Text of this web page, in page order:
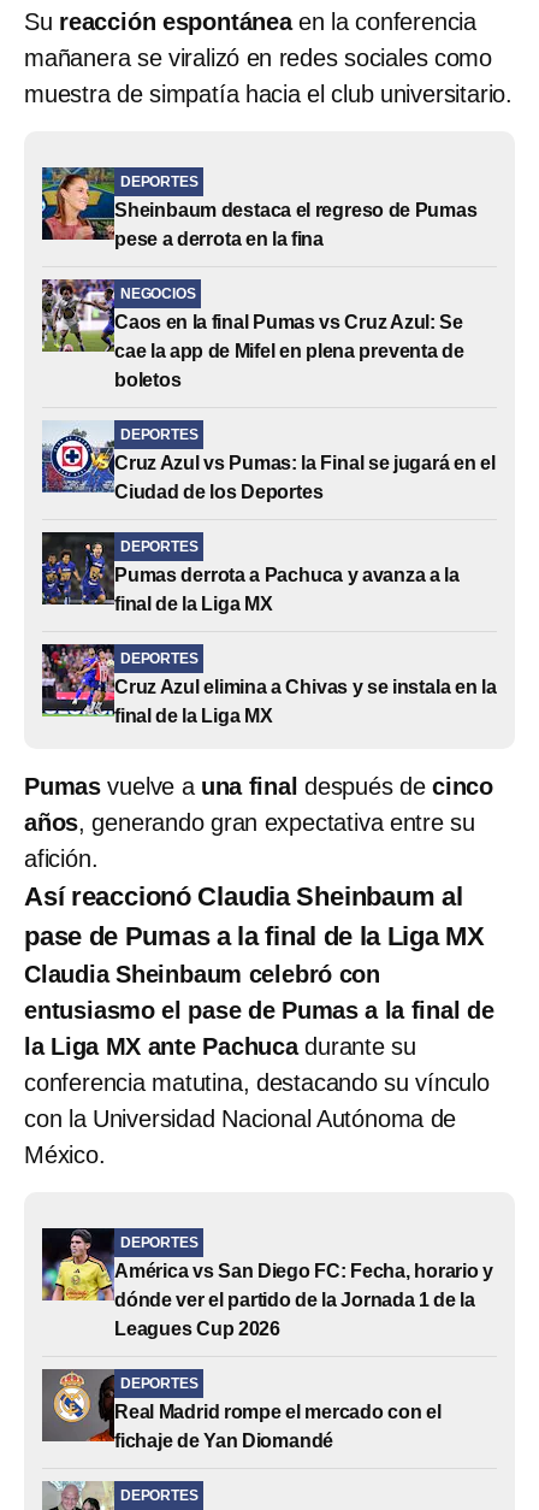
Su reacción espontáneaen la conferencia
mañanera se viralizó en redes sociales como
muestra de simpatía hacia el club universitario.
DEPORTES
Sheinbaum destaca el regreso de Pumas
pese a derrota en la fina
NEGOCIOS
Caos en la final Pumas vs Cruz Azul: Se
cae la app de Mifel en plena preventa de
boletos
DEPORTES
Cruz Azul vs Pumas: la Final se jugará en el
Ciudad de los Deportes
DEPORTES
Pumas derrota a Pachuca y avanza a la
final de la Liga MX
DEPORTES
Cruz Azul elimina a Chivas y se instala en la
final de la Liga MX
Pumasvuelve auna finaldespués decinco
años, generando gran expectativa entre su
afición.
Así reaccionó Claudia Sheinbaum al
pase de Pumas a la final de la Liga MX
Claudia Sheinbaum celebró con
entusiasmo el pase de Pumas a la final de
la Liga MX ante Pachucadurante su
conferencia matutina, destacando su vínculo
con la Universidad Nacional Autónoma de
México.
DEPORTES
América vs San Diego FC: Fecha, horario y
dónde ver el partido de la Jornada 1 de la
Leagues Cup 2026
DEPORTES
Real Madrid rompe el mercado con el
fichaje de Yan Diomandé
DEPORTES